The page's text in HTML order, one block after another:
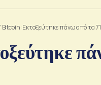
Bitcoin: Εκτοξεύτηκε πάνω από τα